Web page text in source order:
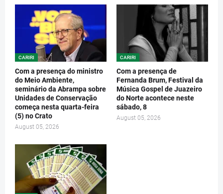
CARIRI
Com a presença do ministro
do Meio Ambiente,
seminário da Abrampa sobre
Unidades de Conservação
começa nesta quarta-feira
(5) no Crato
August 05, 2026
CARIRI
Com a presença de
Fernanda Brum, Festival da
Música Gospel de Juazeiro
do Norte acontece neste
sábado, 8
August 05, 2026